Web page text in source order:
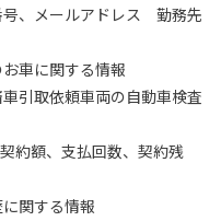
、メールアドレス 勤務先
車に関する情報
引取依頼車両の自動車検査
約額、支払回数、契約残
関する情報